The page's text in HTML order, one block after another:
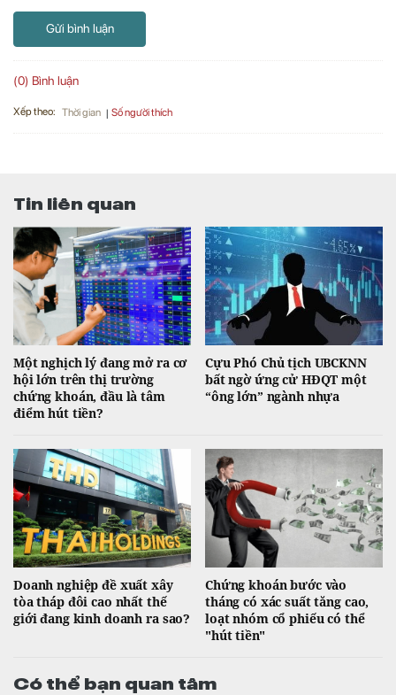
Gửi bình luận
(0) Bình luận
Xếp theo: Thời gian Số người thích
Tin liên quan
Một nghịch lý đang mở ra cơ
hội lớn trên thị trường
chứng khoán, đầu là tâm
điểm hút tiền?
Cựu Phó Chủ tịch UBCKNN
bất ngờ ứng cử HĐQT một
“ông lớn” ngành nhựa
Doanh nghiệp đề xuất xây
tòa tháp đôi cao nhất thế
giới đang kinh doanh ra sao?
Chứng khoán bước vào
tháng có xác suất tăng cao,
loạt nhóm cổ phiếu có thể
"hút tiền"
Có thể bạn quan tâm